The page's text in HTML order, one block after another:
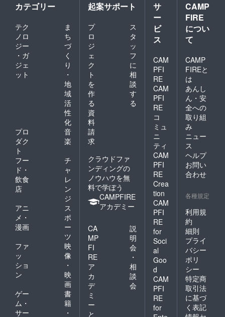
要！】
備考欄
にクレ
ジット
するお
（本名
以外
可）を
記入し
てくだ
さい。
※（掲載
のお名
前につ
いて）
本名以
外可能
が、公
序良俗
に反す
前の場
合は、
CAMP
FIREの
アカウ
ント名
又は、
こちら
で編集
したお
名前を
掲載さ
せてい
ただき
ます。
※１名様
カテゴリー
テク
ノロ
ジー
・ガ
ジェ
ット
ま
ち
づ
く
り
・
地
域
活
性
化
プロ
ダク
ト
音
楽
フー
ド・
飲食
店
チ
ャ
レ
ン
ジ
アニ
メ・
漫画
ス
ポ
ー
ツ
ファ
ッ
ショ
ン
映
像
・
映
画
ゲー
ム・
サー
書
籍
・
起案サポート
プ
ロ
ジ
ェ
ク
ト
を
作
る
ス
タ
ッ
フ
に
相
談
す
る
資
料
請
求
クラウドファ
ンディングの
ノウハウを無
料で学ぼう
CAMPFIRE
アカデミー
CA
MP
FI
RE
ア
カ
デ
ミ
ー
と
説
明
会
・
相
談
会
サ
ー
ビ
ス
CAM
PFI
RE
CAM
PFI
RE
コ
ミュ
ニ
ティ
CAM
PFI
RE
Crea
tion
CAM
PFI
RE
for
Soci
al
Goo
d
CAM
PFI
RE
for
CAMP
FIRE
につい
て
CAMP
FIREと
は
あんし
ん・安
全への
取り組
み
ニュー
ス
ヘルプ
お問い
合わせ
各種規定
利用規
約
細則
プライ
バシー
ポリ
シー
特定商
取引法
に基づ
く表記